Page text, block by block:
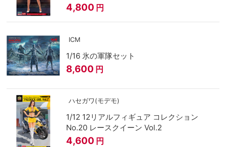
4,800 円
ICM
1/16 氷の軍隊セット
8,600 円
ハセガワ(モデモ)
1/12 12リアルフィギュア コレクション
No.20 レースクイーン Vol.2
4,600 円